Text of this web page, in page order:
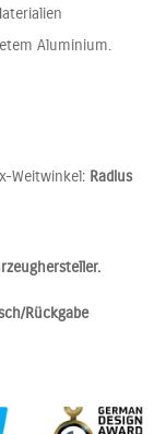
Aluminium.
Weitwinkel: Radius
Rückgabe